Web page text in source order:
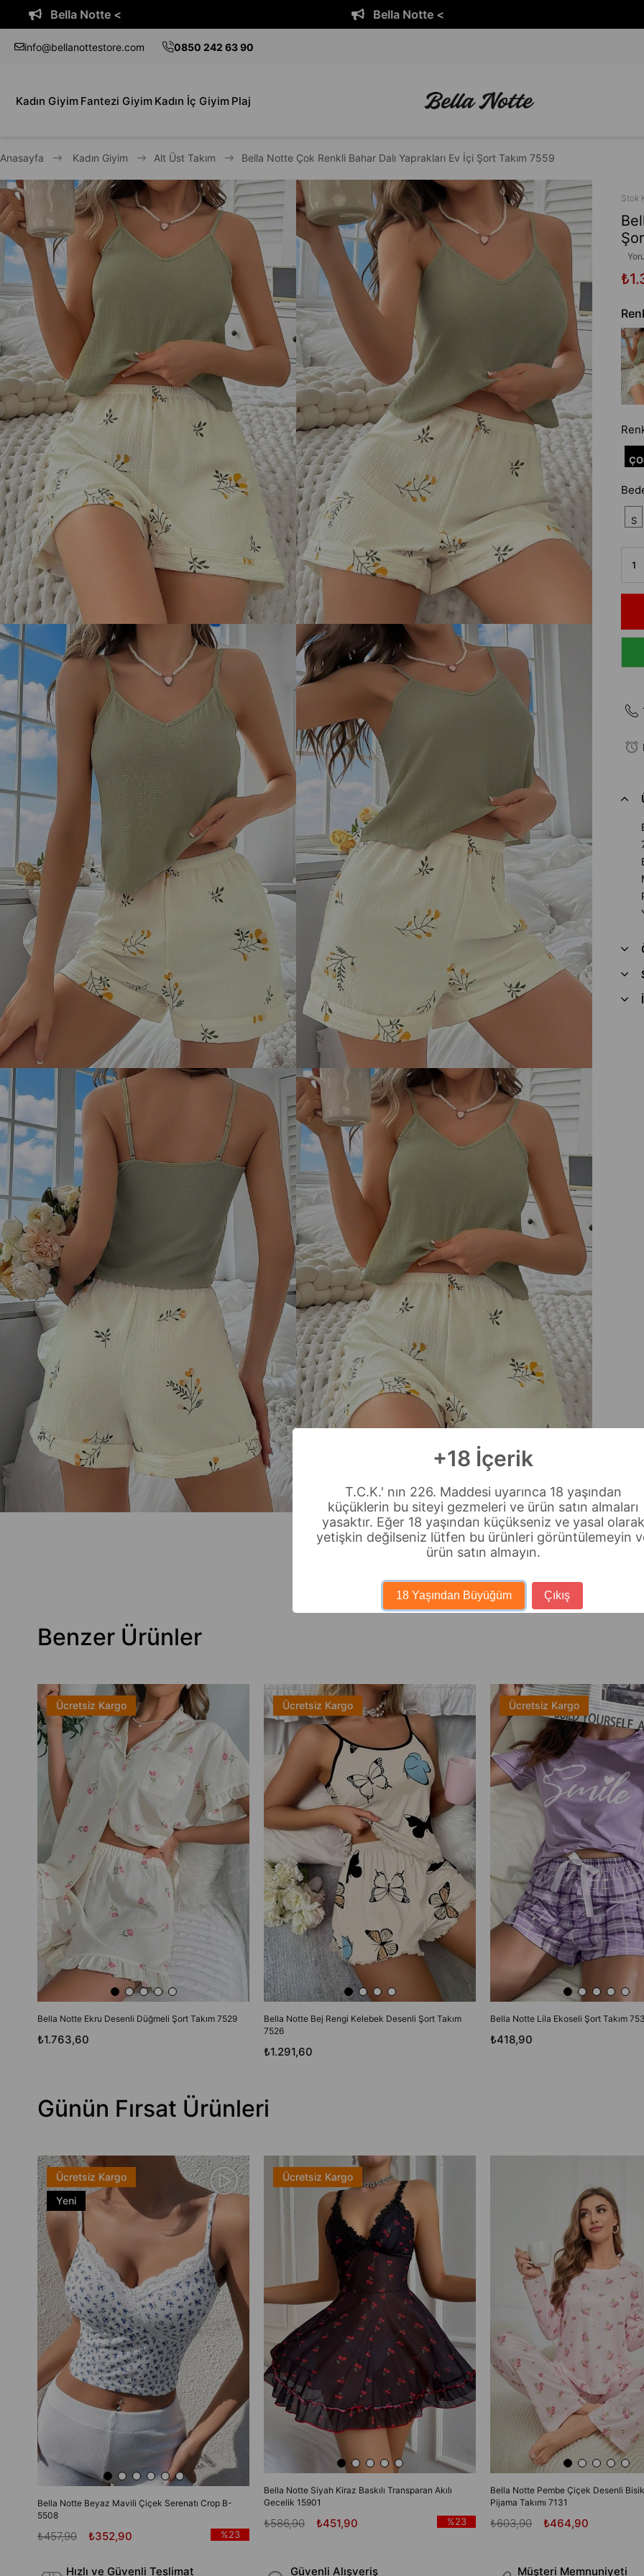
info@bellanottestore.com 0850 242 63 90
Kadın Giyim Fantezi Giyim Kadın İç Giyim Plaj
Anasayfa Kadın Giyim Alt Üst Takım Bella Notte Çok Renkli Bahar Dalı Yaprakları Ev İçi Şort Takım 7559
Stok
S
Benzer Ürünler
Bella Notte Ekru Desenli Düğmeli Şort Takım 7529
₺1.763,60
Ücretsiz Kargo
Bella Notte Bej Rengi Kelebek Desenli Şort Takım
7526
₺1.291,60
Ücretsiz Kargo
Bella Notte Lila Ekoseli Şort Takım
₺418,90
Ücretsiz Kargo
Günün Fırsat Ürünleri
Bella Notte Beyaz Mavili Çiçek Serenatı Crop B-
5508
₺352,90
₺457,90 %23
Ücretsiz Kargo
Yeni
Ürün
Bella Notte Siyah Kiraz Baskılı Transparan Akılı
Gecelik 15901
₺451,90
₺586,90 %23
Ücretsiz Kargo
Bella Notte Pembe Çiçek Desenli
Pijama Takımı 7131
₺464,90
₺603,90
Hızlı ve Güvenli Teslimat Güvenli Alışveriş Müşteri Memnuniyeti
+18 İçerik
T.C.K.' nın 226. Maddesi uyarınca 18 yaşından
küçüklerin bu siteyi gezmeleri ve ürün satın almaları
yasaktır. Eğer 18 yaşından küçükseniz ve yasal olarak
yetişkin değilseniz lütfen bu ürünleri görüntülemeyin
ürün satın almayın.
18 Yaşından Büyüğüm Çıkış